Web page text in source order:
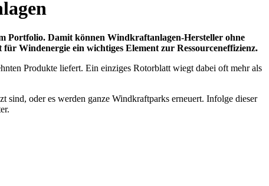
Portfolio. Damit können Windkraftanlagen-Hersteller ohne
Windenergie ein wichtiges Element zur Ressourceneffizienz.
Produkte liefert. Ein einziges Rotorblatt wiegt dabei oft mehr als
oder es werden ganze Windkraftparks erneuert. Infolge dieser